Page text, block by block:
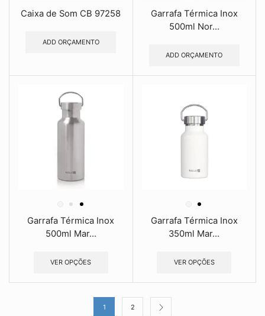
Caixa de Som CB 97258
ADD ORÇAMENTO
Garrafa Térmica Inox
500ml Nor...
ADD ORÇAMENTO
Garrafa Térmica Inox
500ml Mar...
VER OPÇÕES
Garrafa Térmica Inox
350ml Mar...
VER OPÇÕES
1 2